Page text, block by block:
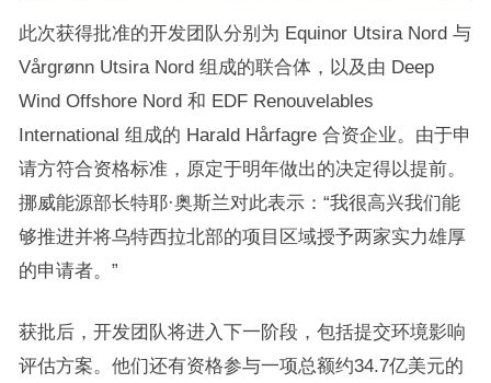
此次获得批准的开发团队分别为 Equinor Utsira Nord 与
Vårgrønn Utsira Nord 组成的联合体，以及由 Deep
Wind Offshore Nord 和 EDF Renouvelables
International 组成的 Harald Hårfagre 合资企业。由于申
请方符合资格标准，原定于明年做出的决定得以提前。
挪威能源部长特耶·奥斯兰对此表示：“我很高兴我们能
够推进并将乌特西拉北部的项目区域授予两家实力雄厚
的申请者。”
获批后，开发团队将进入下一阶段，包括提交环境影响
评估方案。他们还有资格参与一项总额约34.7亿美元的